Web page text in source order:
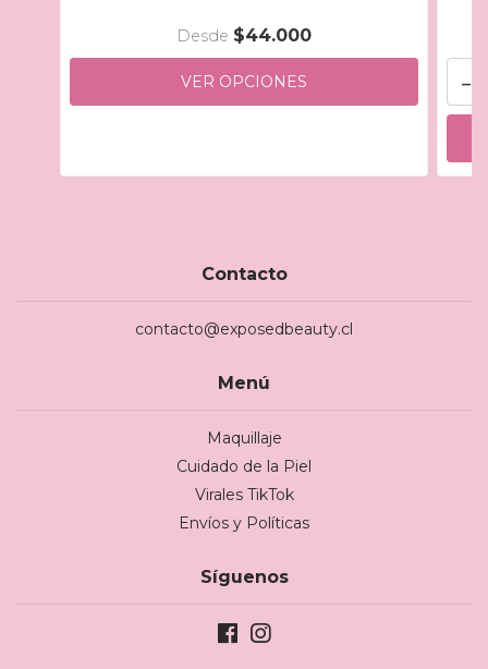
Desde $44.000
VER OPCIONES -
Contacto
contacto@exposedbeauty.cl
Menú
Maquillaje
Cuidado de la Piel
Virales TikTok
Envíos y Políticas
Síguenos